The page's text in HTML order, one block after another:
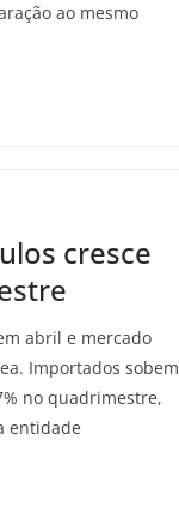
ao mesmo
cresce
abril e mercado
Importados sobem
no quadrimestre,
entidade